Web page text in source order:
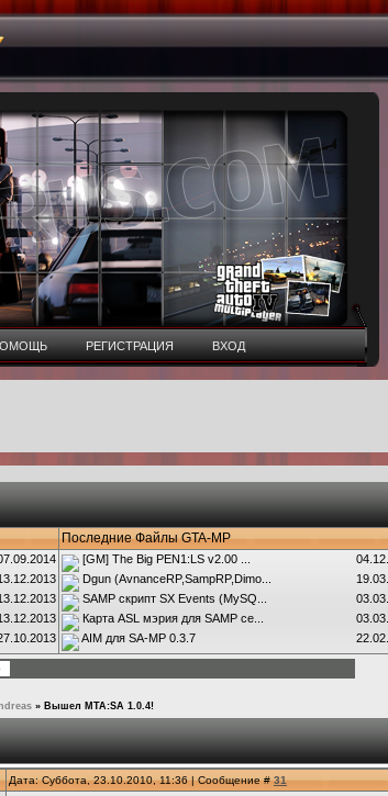
РЕГИСТРАЦИЯ ВХОД
Последние Файлы GTA-MP
[GM] The Big PEN1:LS v2.00 ...
Dgun (AvnanceRP,SampRP,Dimo...
SAMP скрипт SX Events (MySQ...
Карта ASL мэрия для SAMP се...
AIM для SA-MP 0.3.7
» Вышел MTA:SA 1.0.4!
Дата: Суббота, 23.10.2010, 11:36 | Сообщение #31